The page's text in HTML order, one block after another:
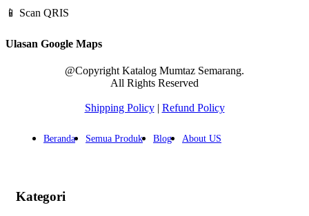
📱 Scan QRIS
Ulasan Google Maps
@Copyright Katalog Mumtaz Semarang.
All Rights Reserved
Shipping Policy| Refund Policy
Beranda Semua Produk Blog About US
Kategori